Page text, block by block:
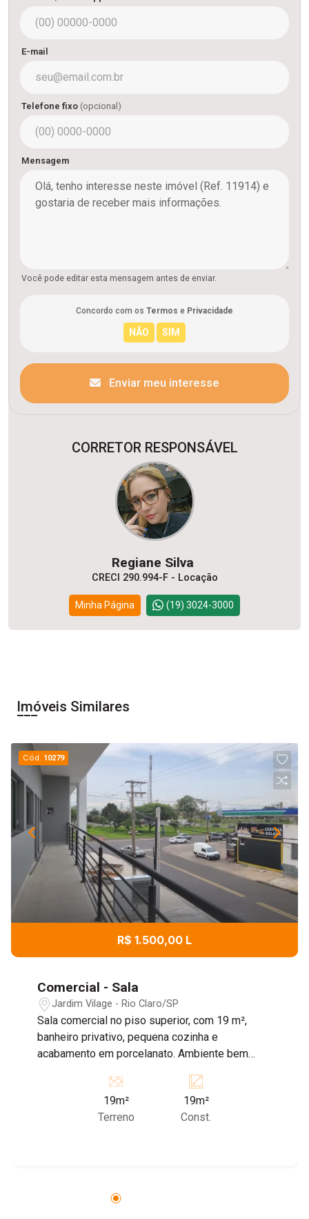
E-mail
Telefone fixo (opcional)
Mensagem
Você pode editar esta mensagem antes de enviar.
Concordo com os Termos e Privacidade
Enviar meu interesse
CORRETOR RESPONSÁVEL
Regiane Silva
CRECI 290.994-F - Locação
Minha Página (19) 3024-3000
Imóveis Similares
Cód. 10279
R$ 1.500,00 L
Comercial - Sala
Jardim Vilage - Rio Claro/SP
Sala comercial no piso superior, com 19 m²,
banheiro privativo, pequena cozinha e
acabamento em porcelanato. Ambiente bem
19m²
Terreno
19m²
Const.